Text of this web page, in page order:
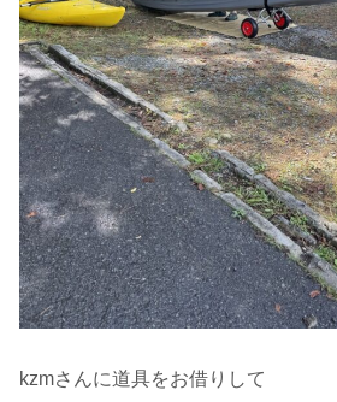
kzmさんに道具をお借りして